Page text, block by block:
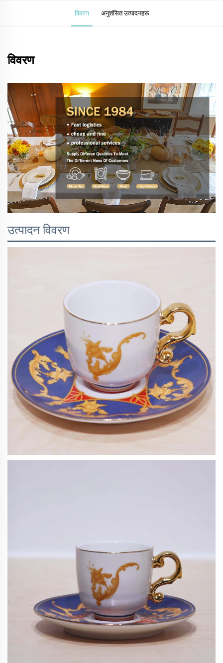
विवरण अनुशंसित उत्पादनहरू
विवरण
उत्पादन विवरण